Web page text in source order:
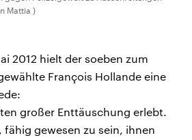
Mattia )
2012 hielt der soeben zum
François Hollande eine
großer Enttäuschung erlebt.
gewesen zu sein, ihnen